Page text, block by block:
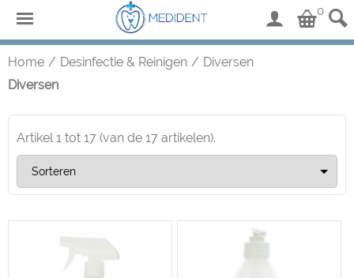
0
Home / Desinfectie & Reinigen / Diversen
Diversen
Artikel1 tot 17 (van de 17 artikelen).